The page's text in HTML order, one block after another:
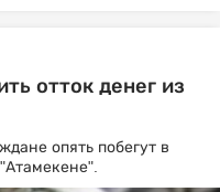
отток денег из
опять побегут в